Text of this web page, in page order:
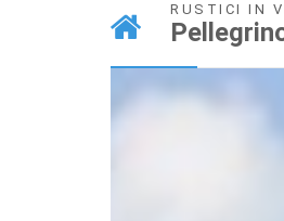
RUSTICI IN